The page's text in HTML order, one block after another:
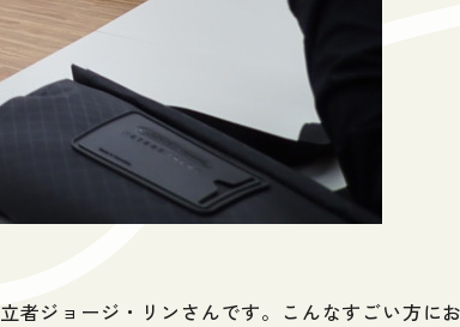
ジョージ・リンさんです。こんなすごい方にお